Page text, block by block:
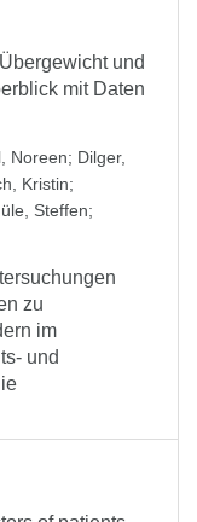
und
mit Daten
Noreen; Dilger,
Kristin;
Steffen;
zu
im
und